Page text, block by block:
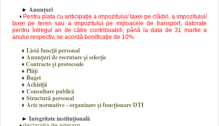
► Anunțuri
• Pentru plata cu anticipație a impozitului/ taxei pe clădiri, a impozitului/
taxei pe teren sau a impozitului pe mijloacele de transport, datorate
pentru întregul an de către contribuabili, până la data de 31 martie a
anului respectiv, se acordă bonificație de 10%.
♦ Listă funcții personal
♦ Anunțuri de recrutare și selecție
♦Contracte și protocoale
♦ Plăți
♦ Buget
♦ Achiziții
♦ Consultare publică
♦ Structură personal
♦ Acte normative - organizare și funcționare DTI
► Integritate instituțională